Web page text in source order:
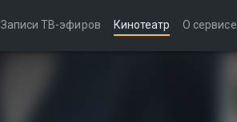
Записи ТВ-эфиров Кинотеатр О сервисе